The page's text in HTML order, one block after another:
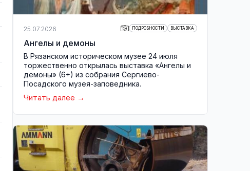
25.07.2026 ПОДРОБНОСТИ ВЫСТАВКА
Ангелы и демоны
В Рязанском историческом музее 24 июля
торжественно открылась выставка «Ангелы и
демоны» (6+) из собрания Сергиево-
Посадского музея-заповедника.
Читать далее